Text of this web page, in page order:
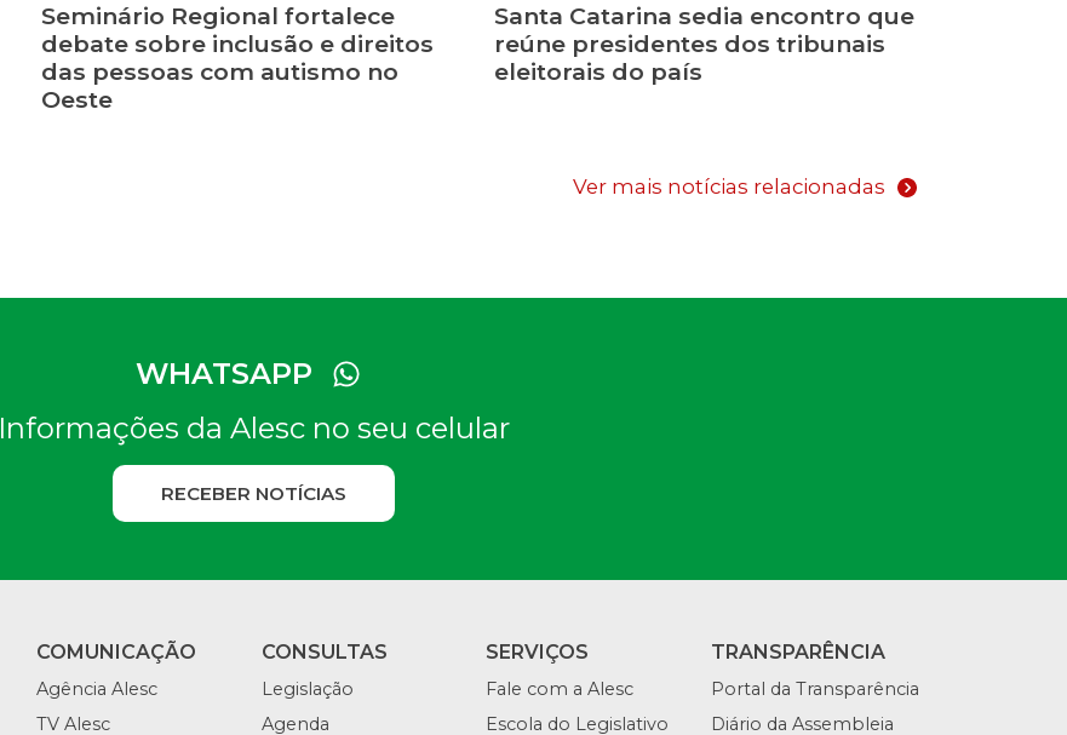
Seminário Regional fortalece
debate sobre inclusão e direitos
das pessoas com autismo no
Oeste
Santa Catarina sedia encontro que
reúne presidentes dos tribunais
eleitorais do país
Ver mais notícias relacionadas
WHATSAPP
Informações da Alesc no seu celular
RECEBER NOTÍCIAS
COMUNICAÇÃO
Agência Alesc
TV Alesc
CONSULTAS
Legislação
Agenda
SERVIÇOS
Fale com a Alesc
Escola do Legislativo
TRANSPARÊNCIA
Portal da Transparência
Diário da Assembleia